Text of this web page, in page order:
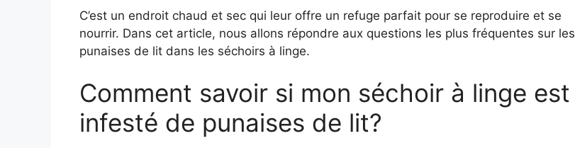
C’est un endroit chaud et sec qui leur offre un refuge parfait pour se reproduire et se
nourrir. Dans cet article, nous allons répondre aux questions les plus fréquentes sur les
punaises de lit dans les séchoirs à linge.
Comment savoir si mon séchoir à linge est
infesté de punaises de lit?